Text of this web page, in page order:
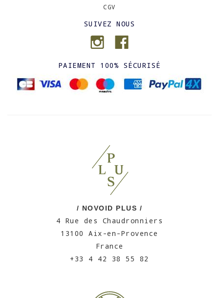
CGV
SUIVEZ NOUS
PAIEMENT 100% SÉCURISÉ
/ NOVOID PLUS /
4 Rue des Chaudronniers
13100 Aix-en-Provence
France
+33 4 42 38 55 82